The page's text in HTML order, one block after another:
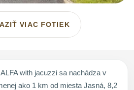
VIAC FOTIEK
with jacuzzi sa nachádza v
ako 1 km od miesta Jasná, 8,2